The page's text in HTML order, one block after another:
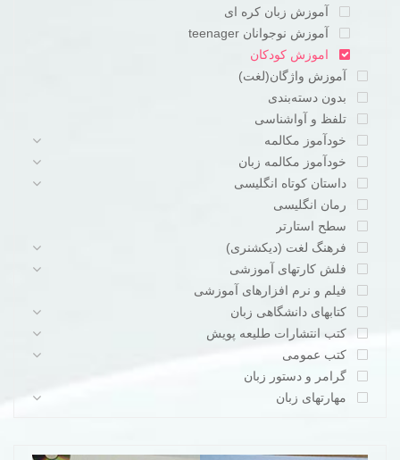
آموزش زبان کره ای
آموزش نوجوانان teenager
اموزش کودکان
آموزش واژگان(لغت)
بدون دسته‌بندی
تلفظ و آواشناسی
خودآموز مکالمه
خودآموز مکالمه زبان
داستان کوتاه انگلیسی
رمان انگلیسی
سطح استارتر
فرهنگ لغت (دیکشنری)
فلش کارتهای آموزشی
فیلم و نرم افزارهای آموزشی
کتابهای دانشگاهی زبان
کتب انتشارات طلیعه پویش
کتب عمومی
گرامر و دستور زبان
مهارتهای زبان